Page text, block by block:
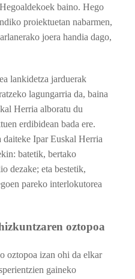
baino. Hego
proiektuetan nabarmen,
joera handia dago,
lankidetza jarduerak
lagungarria da, baina
Herria alboratu du
erdibidean bada ere.
daiteke Ipar Euskal Herria
batetik, bertako
dezake; eta bestetik,
pareko interlokutorea
oztopoa
oztopoa izan ohi da elkar
gaineko